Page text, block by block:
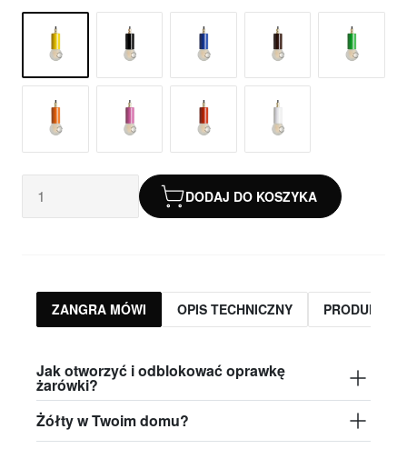
DODAJ DO KOSZYKA
ZANGRA MÓWI OPIS TECHNICZNY PRODUKTY
Jak otworzyć i odblokować oprawkę
żarówki?
Żółty w Twoim domu?